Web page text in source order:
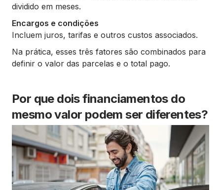
dividido em meses.
Encargos e condições
Incluem juros, tarifas e outros custos associados.
Na prática, esses três fatores são combinados para
definir o valor das parcelas e o total pago.
Por que dois financiamentos do
mesmo valor podem ser diferentes?